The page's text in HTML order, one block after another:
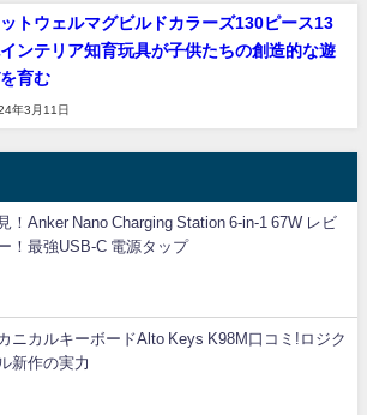
トウェルマグビルドカラーズ130ピース13
ンテリア知育玩具が子供たちの創造的な遊
育む
年3月11日
！Anker Nano Charging Station 6-in-1 67W レビ
！最強USB-C 電源タップ
ニカルキーボードAlto Keys K98M口コミ!ロジク
新作の実力